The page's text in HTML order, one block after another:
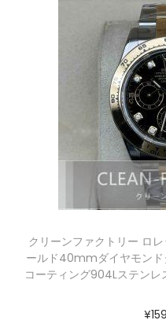
クリーンファクトリー ロ
ールド40mmダイヤモン
コーティング904Lステン
¥